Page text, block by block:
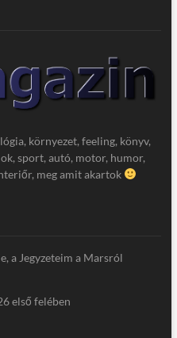
környezet, feeling, könyv,
sport, autó, motor, humor,
meg amit akartok
a Jegyzeteim a Marsról
első felében